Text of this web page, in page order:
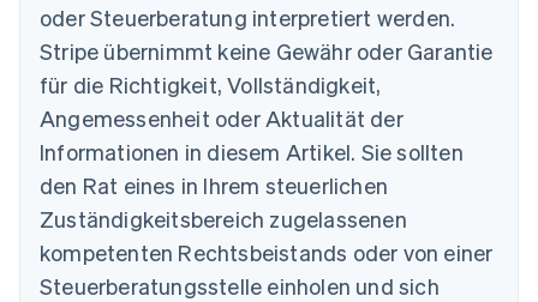
oder Steuerberatung interpretiert werden.
Stripe übernimmt keine Gewähr oder Garantie
für die Richtigkeit, Vollständigkeit,
Angemessenheit oder Aktualität der
Informationen in diesem Artikel. Sie sollten
den Rat eines in Ihrem steuerlichen
Zuständigkeitsbereich zugelassenen
kompetenten Rechtsbeistands oder von einer
Steuerberatungsstelle einholen und sich
Estland
English
Festlandchina
简体中文 English
Finnland
EnglishSvenska
FrançaisEnglish
Gibraltar
English
Griechenland
English